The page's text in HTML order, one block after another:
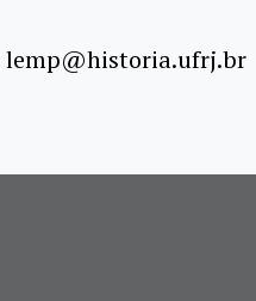
lemp@historia.ufrj.br